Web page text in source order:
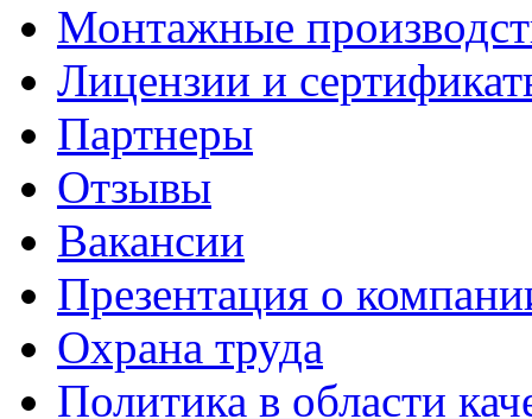
Монтажные
Лицензии и
Партнеры
Отзывы
Вакансии
Презентация о
Охрана труда
Политика в области